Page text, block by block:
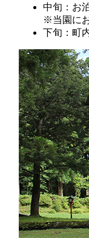
中旬：お
※当園に
下旬：町